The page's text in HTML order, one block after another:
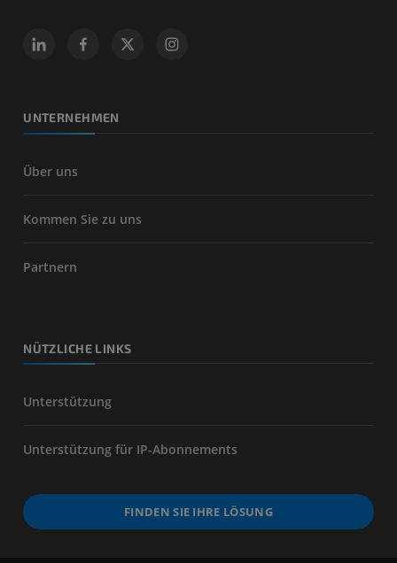
UNTERNEHMEN
Über uns
Kommen Sie zu uns
Partnern
NÜTZLICHE LINKS
Unterstützung
Unterstützung für IP-Abonnements
FINDEN SIE IHRE LÖSUNG